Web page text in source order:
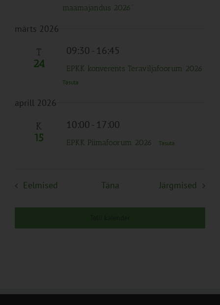
maamajandus 2026”
märts 2026
T
24
09:30- 16:45
EPKK konverents Teraviljafoorum 2026
Tasuta
aprill 2026
K
15
10:00- 17:00
EPKK Piimafoorum 2026 Tasuta
Eelmised SündmusedTäna Järgmised